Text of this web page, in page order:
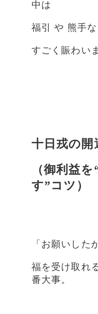
中は
福引 や 熊手な
すごく賑わい
十日戎の開
（御利益
す”コツ）
「お願いした
福を受け取れ
番大事。